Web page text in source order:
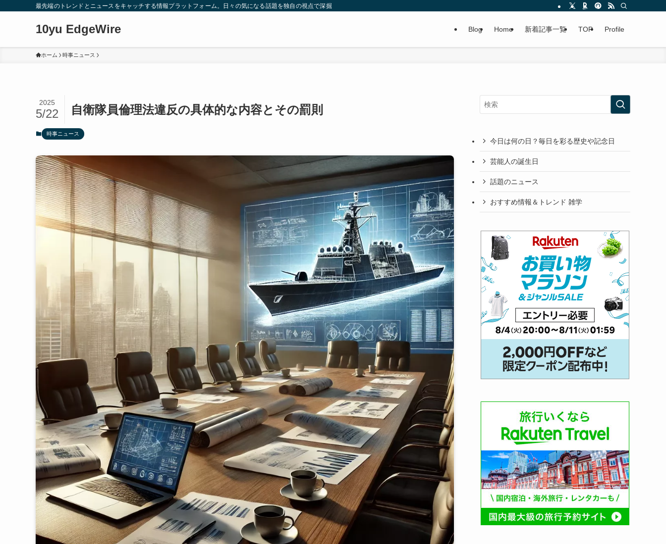
最先端のトレンドとニュースをキャッチする情報プラットフォーム。日々の気になる話題を独自の視点で深掘りしたコンテンツをお届けします。
10yu EdgeWire Blog Home 新着記事一覧 TOP Profile
ホーム 時事ニュース
自衛隊員倫理法違反の具体的な内容とその罰則
2025
5/22
時事ニュース
今日は何の日？毎日を彩る歴史や記念日
芸能人の誕生日
話題のニュース
おすすめ情報＆トレンド 雑学